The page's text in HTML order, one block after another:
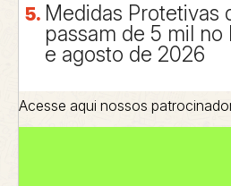
Medidas Protetivas
passam de 5 mil no
e agosto de 2026
Acesse aqui nossos